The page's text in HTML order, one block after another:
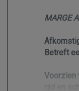
MARGE
Betreft
Voorzien